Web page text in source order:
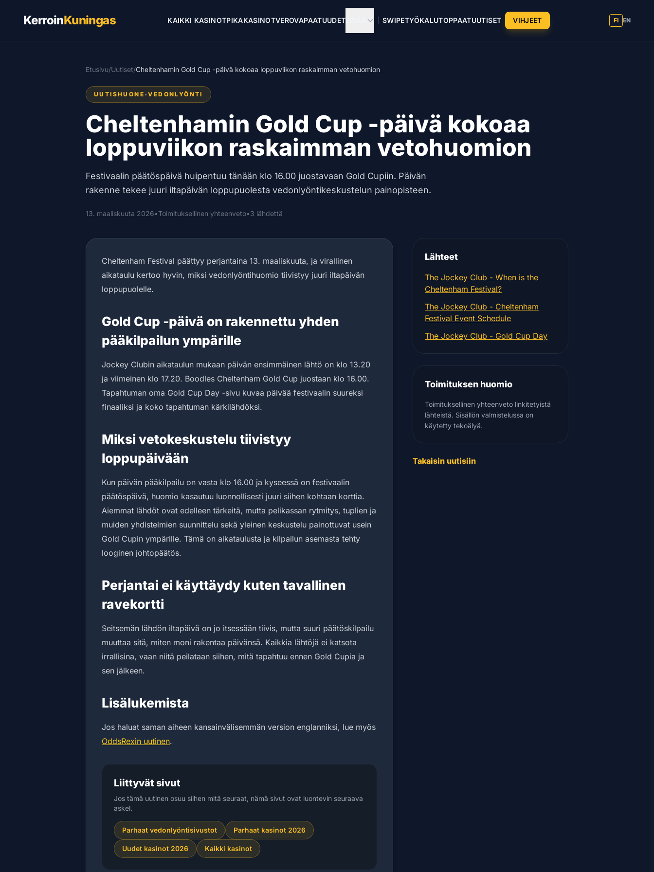
KerroinKuningas KAIKKI KASINOTPIKAKASINOTVEROVAPAATUUDET SWIPETYÖKALUTOPPAATUUTISET VIHJEET FI EN
Etusivu/Uutiset/Cheltenhamin Gold Cup -päivä kokoaa loppuviikon raskaimman vetohuomion
UUTISHUONE •VEDONLYÖNTI
Cheltenhamin Gold Cup -päivä kokoaa
loppuviikon raskaimman vetohuomion
Festivaalin päätöspäivä huipentuu tänään klo 16.00 juostavaan Gold Cupiin. Päivän
rakenne tekee juuri iltapäivän loppupuolesta vedonlyöntikeskustelun painopisteen.
13. maaliskuuta 2026•Toimituksellinen yhteenveto•3 lähdettä
Cheltenham Festival päättyy perjantaina 13. maaliskuuta, ja virallinen
aikataulu kertoo hyvin, miksi vedonlyöntihuomio tiivistyy juuri iltapäivän
loppupuolelle.
Gold Cup -päivä on rakennettu yhden
pääkilpailun ympärille
Jockey Clubin aikataulun mukaan päivän ensimmäinen lähtö on klo 13.20
ja viimeinen klo 17.20. Boodles Cheltenham Gold Cup juostaan klo 16.00.
Tapahtuman oma Gold Cup Day -sivu kuvaa päivää festivaalin suureksi
finaaliksi ja koko tapahtuman kärkilähdöksi.
Miksi vetokeskustelu tiivistyy
loppupäivään
Kun päivän pääkilpailu on vasta klo 16.00 ja kyseessä on festivaalin
päätöspäivä, huomio kasautuu luonnollisesti juuri siihen kohtaan korttia.
Aiemmat lähdöt ovat edelleen tärkeitä, mutta pelikassan rytmitys, tuplien ja
muiden yhdistelmien suunnittelu sekä yleinen keskustelu painottuvat usein
Gold Cupin ympärille. Tämä on aikataulusta ja kilpailun asemasta tehty
looginen johtopäätös.
Perjantai ei käyttäydy kuten tavallinen
ravekortti
Seitsemän lähdön iltapäivä on jo itsessään tiivis, mutta suuri päätöskilpailu
muuttaa sitä, miten moni rakentaa päivänsä. Kaikkia lähtöjä ei katsota
irrallisina, vaan niitä peilataan siihen, mitä tapahtuu ennen Gold Cupia ja
sen jälkeen.
Lisälukemista
Jos haluat saman aiheen kansainvälisemmän version englanniksi, lue myös
OddsRexin uutinen.
Liittyvät sivut
Jos tämä uutinen osuu siihen mitä seuraat, nämä sivut ovat luontevin seuraava
askel.
Parhaat vedonlyöntisivustot Parhaat kasinot 2026
Uudet kasinot 2026 Kaikki kasinot
Lähteet
The Jockey Club - When is the
Cheltenham Festival?
The Jockey Club - Cheltenham
Festival Event Schedule
The Jockey Club - Gold Cup Day
Toimituksen huomio
Toimituksellinen yhteenveto linkitetyistä
lähteistä. Sisällön valmistelussa on
käytetty tekoälyä.
Takaisin uutisiin